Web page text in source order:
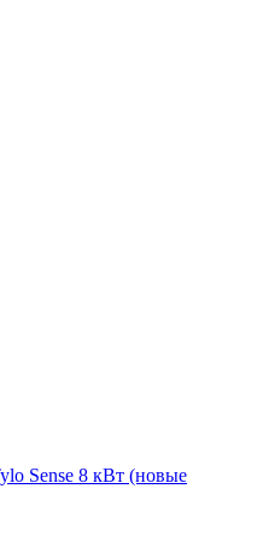
Sense 8 кВт (новые